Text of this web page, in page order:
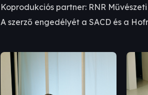
Koprodukciós partner: RNR
A szerző engedélyét a SACD és a